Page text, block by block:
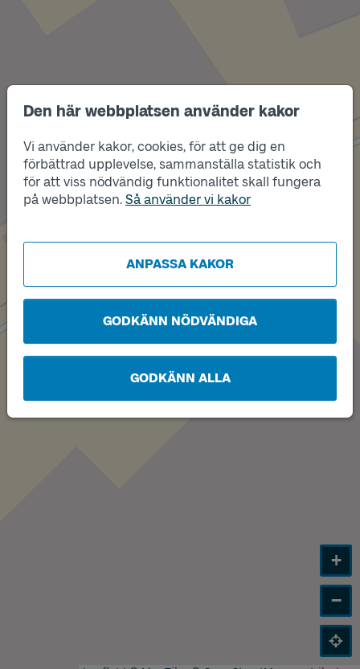
Den här webbplatsen använder kakor
Vi använder kakor, cookies, för att ge dig en
förbättrad upplevelse, sammanställa statistik och
för att viss nödvändig funktionalitet skall fungera
på webbplatsen. Så använder vi kakor
ANPASSA KAKOR
GODKÄNN NÖDVÄNDIGA
GODKÄNN ALLA
Läge
A
Läge
B
+
−